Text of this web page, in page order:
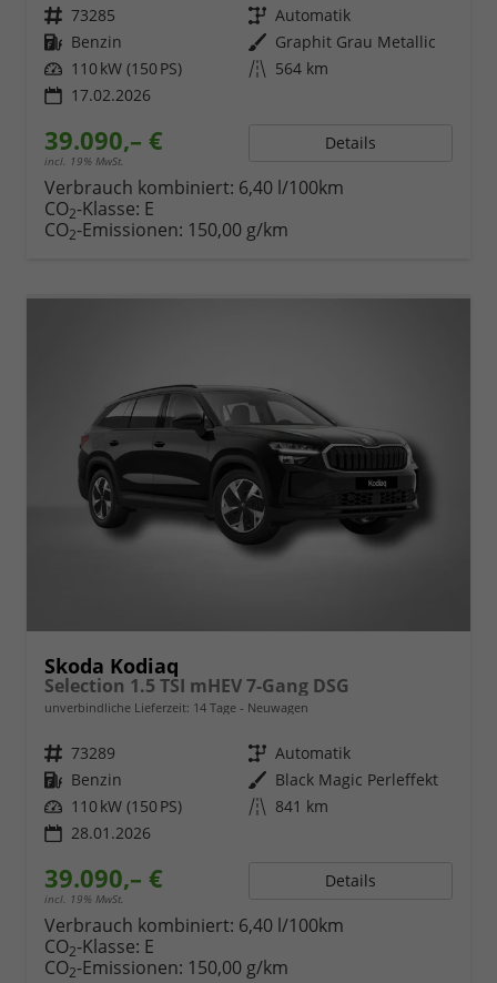
Fahrzeugnr. 73285 Getriebe Automatik
Kraftstoff Benzin Außenfarbe Graphit Grau Metallic
Leistung 110 kW (150 PS) Kilometerstand 564 km
17.02.2026
39.090,– €
incl. 19% MwSt.
Details
Verbrauch kombiniert: 6,40 l/100km
CO2-Klasse: E
CO2-Emissionen: 150,00 g/km
Skoda Kodiaq
Selection 1.5 TSI mHEV 7-Gang DSG
unverbindliche Lieferzeit: 14 Tage Neuwagen
Fahrzeugnr. 73289 Getriebe Automatik
Kraftstoff Benzin Außenfarbe Black Magic Perleffekt
Leistung 110 kW (150 PS) Kilometerstand 841 km
28.01.2026
39.090,– €
incl. 19% MwSt.
Details
Verbrauch kombiniert: 6,40 l/100km
CO2-Klasse: E
CO2-Emissionen: 150,00 g/km